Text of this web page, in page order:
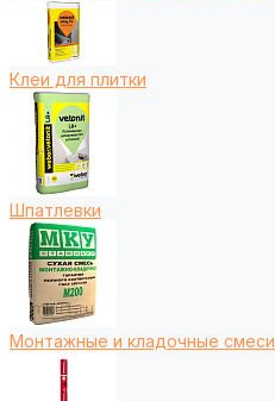
Клеи для плитки
Шпатлевки
Монтажные и кладочные смеси